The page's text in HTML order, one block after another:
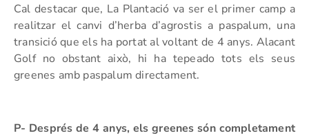
Cal destacar que, La Plantació va ser el primer camp a
realitzar el canvi d’herba d’agrostis a paspalum, una
transició que els ha portat al voltant de 4 anys. Alacant
Golf no obstant això, hi ha tepeado tots els seus
greenes amb paspalum directament.
P- Després de 4 anys, els greenes són completament